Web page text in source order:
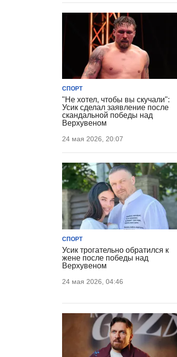
СПОРТ
"Не хотел, чтобы вы скучали":
Усик сделал заявление после
скандальной победы над
Верхувеном
24 мая 2026, 20:07
СПОРТ
Усик трогательно обратился к
жене после победы над
Верхувеном
24 мая 2026, 04:46